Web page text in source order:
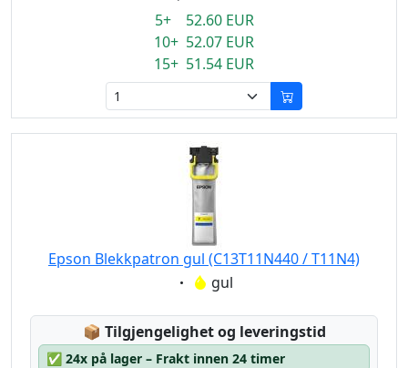
5+ 52.60 EUR
10+ 52.07 EUR
15+ 51.54 EUR
Epson Blekkpatron gul (C13T11N440 / T11N4)
Eigenschaft:
gul
📦 Lagerstatus:
Tilgjengelighet og leveringstid
✅ 24x på lager – Frakt innen 24 timer